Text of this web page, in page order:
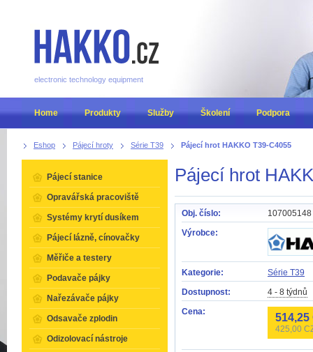
Eshop Pájecí hroty Série T39 Pájecí hrot HAKKO T39-C4055
Pájecí hrot
Obj. číslo:
107005148
Výrobce:
Kategorie:
Série T39
Dostupnost:
4 - 8 týdnů
Cena:
514,25
425,00
Pájecí stanice
Opravářská pracoviště
Systémy krytí dusíkem
Pájecí lázně, cínovačky
Měřiče a testery
Podavače pájky
Nařezávače pájky
Odsavače zplodin
Odizolovací nástroje
electronic technology equipment
Home Produkty Služby Školení Podpora